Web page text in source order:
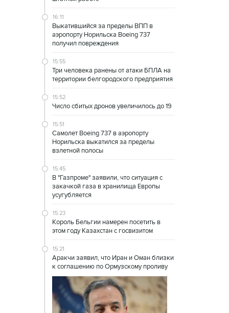
16:11
Выкатившийся за пределы ВПП в
аэропорту Норильска Boeing 737
получил повреждения
15:55
Три человека ранены от атаки БПЛА на
территории белгородского предприятия
15:52
Число сбитых дронов увеличилось до 19
15:51
Самолет Boeing 737 в аэропорту
Норильска выкатился за пределы
взлетной полосы
15:45
В "Газпроме" заявили, что ситуация с
закачкой газа в хранилища Европы
усугубляется
15:23
Король Бельгии намерен посетить в
этом году Казахстан с госвизитом
15:21
Аракчи заявил, что Иран и Оман близки
к соглашению по Ормузскому проливу